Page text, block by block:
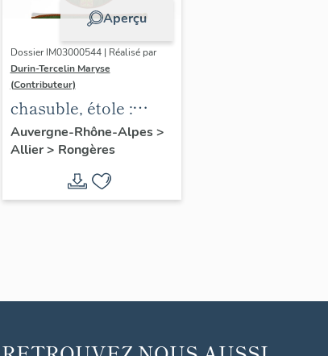
Aperçu
Dossier IM03000544 | Réalisé par
Durin-Tercelin Maryse
(Contributeur)
chasuble, étole :
ornement vert
Auvergne-Rhône-Alpes>
Allier> Rongères